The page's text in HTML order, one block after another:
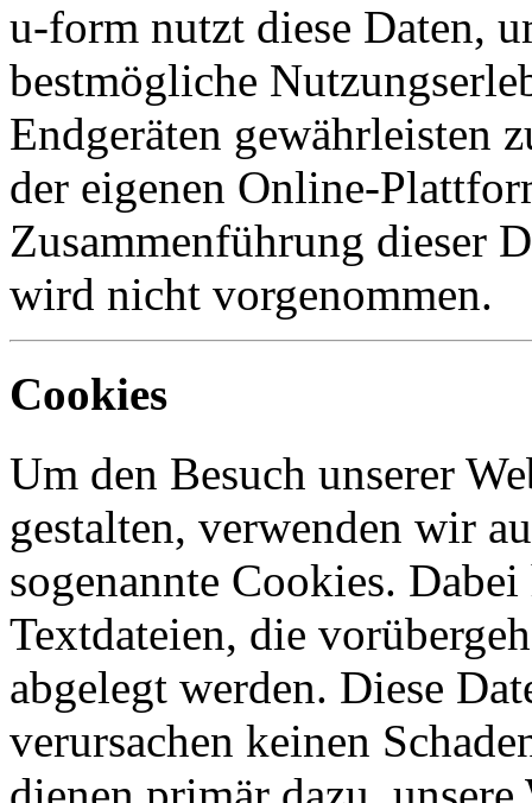
u-form nutzt diese Daten,
bestmögliche
Endgeräten gewährleisten
der eigenen Online-
Zusammenführung dieser
wird nicht vorgenommen.
Cookies
Um den Besuch unserer
gestalten, verwenden wir
sogenannte Cookies.
Textdateien, die
abgelegt werden. Diese
verursachen keinen